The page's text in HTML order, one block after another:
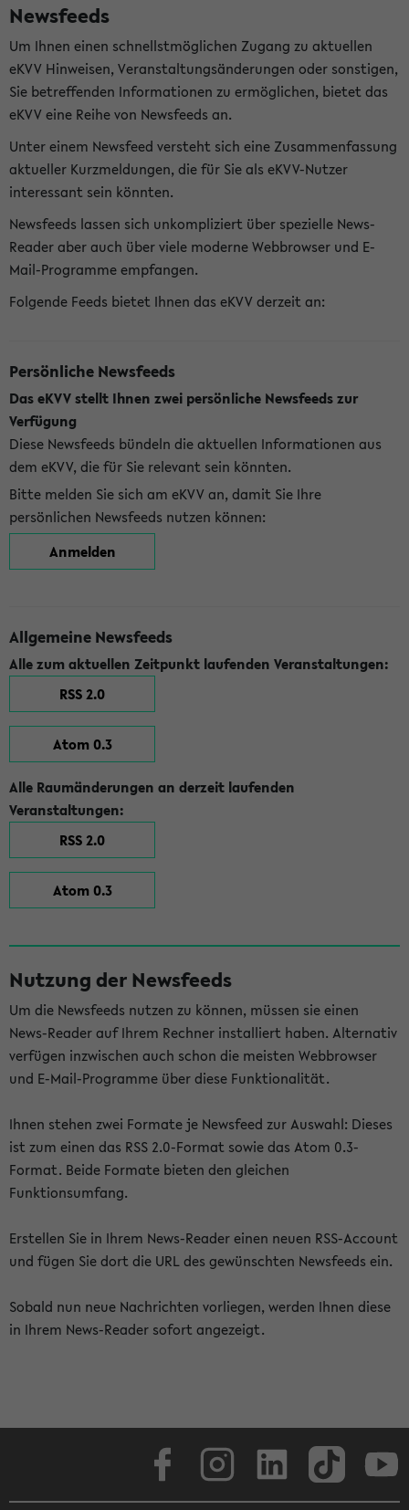
Newsfeeds
Um Ihnen einen schnellstmöglichen Zugang zu aktuellen
eKVV Hinweisen, Veranstaltungsänderungen oder sonstigen,
Sie betreffenden Informationen zu ermöglichen, bietet das
eKVV eine Reihe von Newsfeeds an.
Unter einem Newsfeed versteht sich eine Zusammenfassung
aktueller Kurzmeldungen, die für Sie als eKVV-Nutzer
interessant sein könnten.
Newsfeeds lassen sich unkompliziert über spezielle News-
Reader aber auch über viele moderne Webbrowser und E-
Mail-Programme empfangen.
Folgende Feeds bietet Ihnen das eKVV derzeit an:
Persönliche Newsfeeds
Das eKVV stellt Ihnen zwei persönliche Newsfeeds zur
Verfügung
Diese Newsfeeds bündeln die aktuellen Informationen aus
dem eKVV, die für Sie relevant sein könnten.
Bitte melden Sie sich am eKVV an, damit Sie Ihre
persönlichen Newsfeeds nutzen können:
Anmelden
Allgemeine Newsfeeds
Alle zum aktuellen Zeitpunkt laufenden Veranstaltungen:
RSS 2.0
Atom 0.3
Alle Raumänderungen an derzeit laufenden
Veranstaltungen:
RSS 2.0
Atom 0.3
Nutzung der Newsfeeds
Um die Newsfeeds nutzen zu können, müssen sie einen
News-Reader auf Ihrem Rechner installiert haben. Alternativ
verfügen inzwischen auch schon die meisten Webbrowser
und E-Mail-Programme über diese Funktionalität.
Ihnen stehen zwei Formate je Newsfeed zur Auswahl: Dieses
ist zum einen das RSS 2.0-Format sowie das Atom 0.3-
Format. Beide Formate bieten den gleichen
Funktionsumfang.
Erstellen Sie in Ihrem News-Reader einen neuen RSS-Account
und fügen Sie dort die URL des gewünschten Newsfeeds ein.
Sobald nun neue Nachrichten vorliegen, werden Ihnen diese
in Ihrem News-Reader sofort angezeigt.